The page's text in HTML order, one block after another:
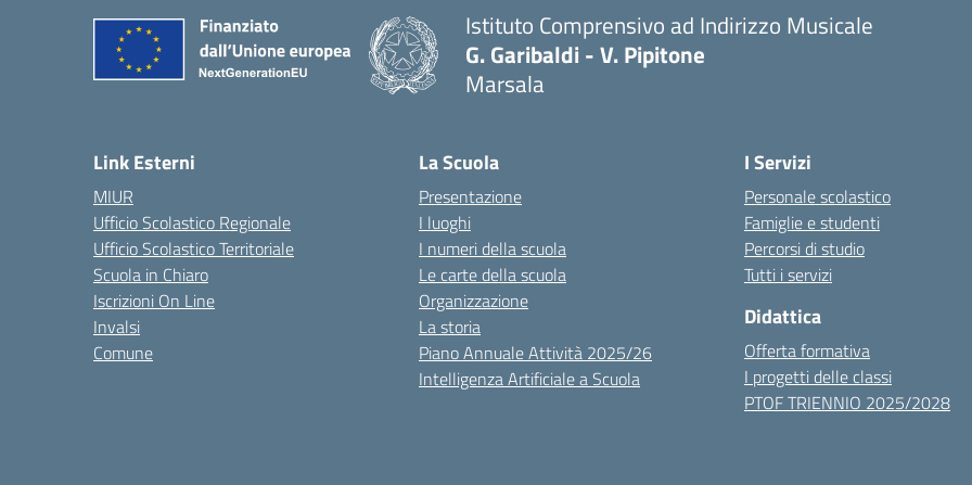
Istituto Comprensivo ad Indirizzo Musicale
G. Garibaldi - V. Pipitone
Marsala
Link Esterni
MIUR
Ufficio Scolastico Regionale
Ufficio Scolastico Territoriale
Scuola in Chiaro
Iscrizioni On Line
Invalsi
Comune
La Scuola
Presentazione
I luoghi
I numeri della scuola
Le carte della scuola
Organizzazione
La storia
Piano Annuale Attività 2025/26
Intelligenza Artificiale a Scuola
I Servizi
Personale scolastico
Famiglie e studenti
Percorsi di studio
Tutti i servizi
Didattica
Offerta formativa
I progetti delle classi
PTOF TRIENNIO 2025/2028